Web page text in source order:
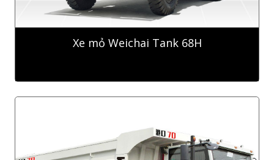
Xe mỏ Weichai Tank 68H